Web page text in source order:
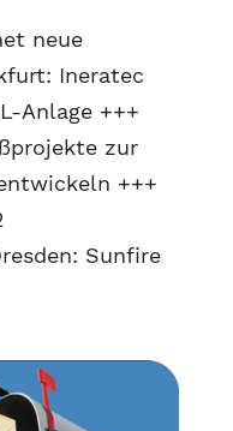
neue
Ineratec
Anlage +++
zur
+++
Sunfire